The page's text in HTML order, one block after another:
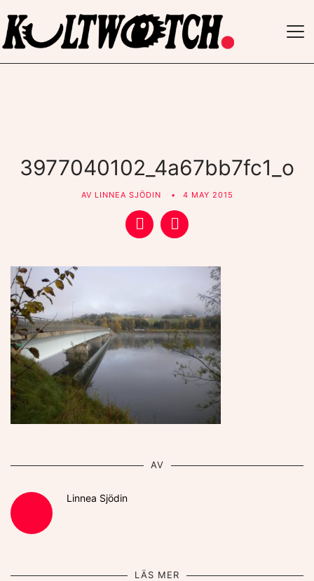
3977040102_4a67bb7fc1_o
AV LINNEA SJÖDIN 4 MAY 2015
AV
Linnea Sjödin
LÄS MER